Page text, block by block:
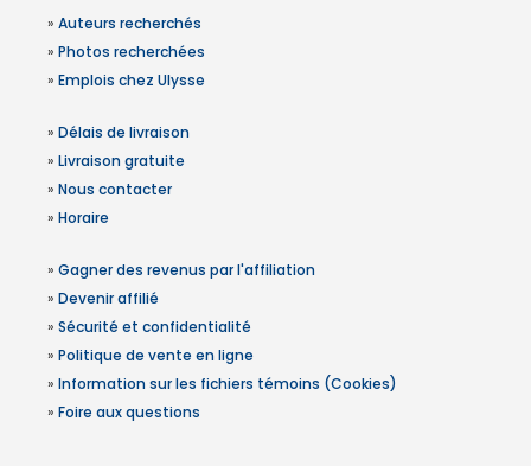
» Auteurs recherchés
» Photos recherchées
» Emplois chez Ulysse
» Délais de livraison
» Livraison gratuite
» Nous contacter
» Horaire
» Gagner des revenus par l'affiliation
» Devenir affilié
» Sécurité et confidentialité
» Politique de vente en ligne
» Information sur les fichiers témoins (Cookies)
» Foire aux questions